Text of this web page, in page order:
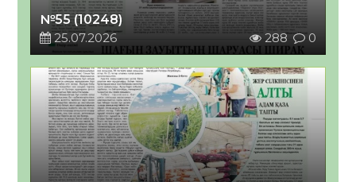
№55 (10248)
25.07.2026
288 0